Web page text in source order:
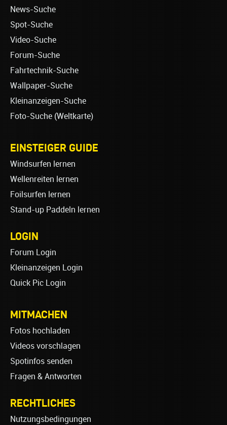
News-Suche
Spot-Suche
Video-Suche
Forum-Suche
Fahrtechnik-Suche
Wallpaper-Suche
Kleinanzeigen-Suche
Foto-Suche (Weltkarte)
EINSTEIGER GUIDE
Windsurfen lernen
Wellenreiten lernen
Foilsurfen lernen
Stand-up Paddeln lernen
LOGIN
Forum Login
Kleinanzeigen Login
Quick Pic Login
MITMACHEN
Fotos hochladen
Videos vorschlagen
Spotinfos senden
Fragen & Antworten
RECHTLICHES
Nutzungsbedingungen